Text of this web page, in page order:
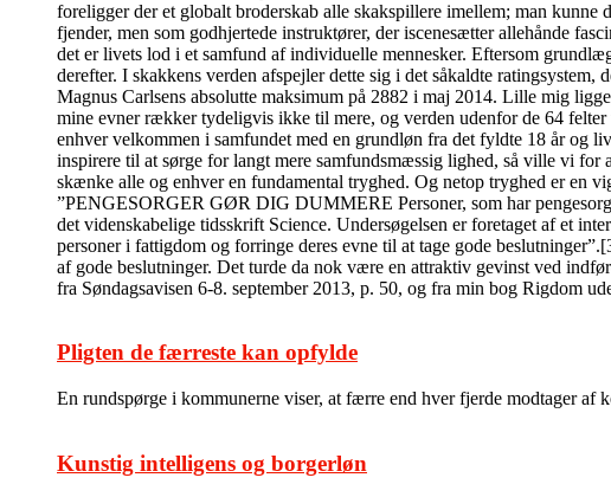
foreligger der et globalt broderskab alle skakspillere imellem; man
fjender, men som godhjertede instruktører, der iscenesætter allehånde
det er livets lod i et samfund af individuelle mennesker. Eftersom
derefter. I skakkens verden afspejler dette sig i det såkaldte
Magnus Carlsens absolutte maksimum på 2882 i maj 2014. Lille mig
mine evner rækker tydeligvis ikke til mere, og verden udenfor de 64
enhver velkommen i samfundet med en grundløn fra det fyldte 18 år og
inspirere til at sørge for langt mere samfundsmæssig lighed, så ville vi
skænke alle og enhver en fundamental tryghed. Og netop tryghed er en
”PENGESORGER GØR DIG DUMMERE Personer, som har
det videnskabelige tidsskrift Science. Undersøgelsen er foretaget af et
personer i fattigdom og forringe deres evne til at tage gode
af gode beslutninger. Det turde da nok være en attraktiv gevinst ved
fra Søndagsavisen 6-8. september 2013, p. 50, og fra min bog Rigdom
Pligten de færreste kan opfylde
En rundspørge i kommunerne viser, at færre end hver fjerde modtager
Kunstig intelligens og borgerløn